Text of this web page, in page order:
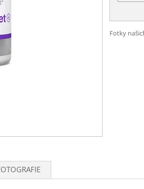
Fotky